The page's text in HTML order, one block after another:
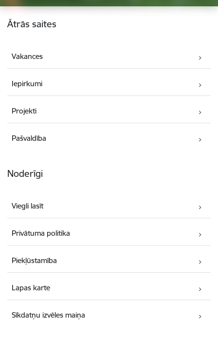
Kājene
Ātrās saites
Vakances
Iepirkumi
Projekti
Pašvaldība
Noderīgi
Viegli lasīt
Privātuma politika
Piekļūstamība
Lapas karte
Sīkdatņu izvēles maiņa